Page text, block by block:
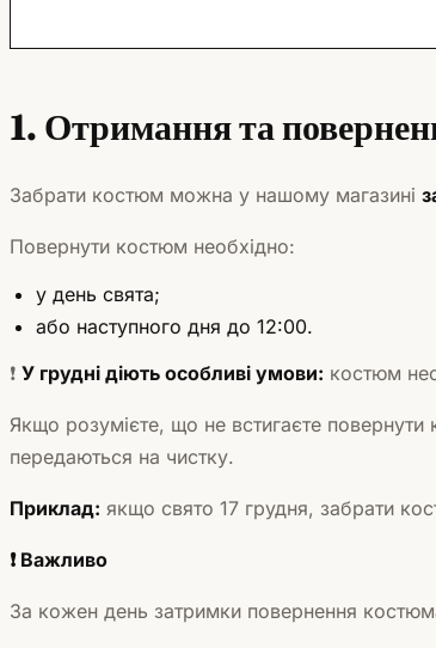
1. Отримання та
Забрати костюм можна у нашому магазині
Повернути костюм необхідно:
у день свята;
або наступного дня до 12:00.
❗ У грудні діють особливі умови: костюм
Якщо розумієте, що не встигаєте
передаються на чистку.
Приклад: якщо свято 17 грудня, забрати
❗ Важливо
За кожен день затримки повернення